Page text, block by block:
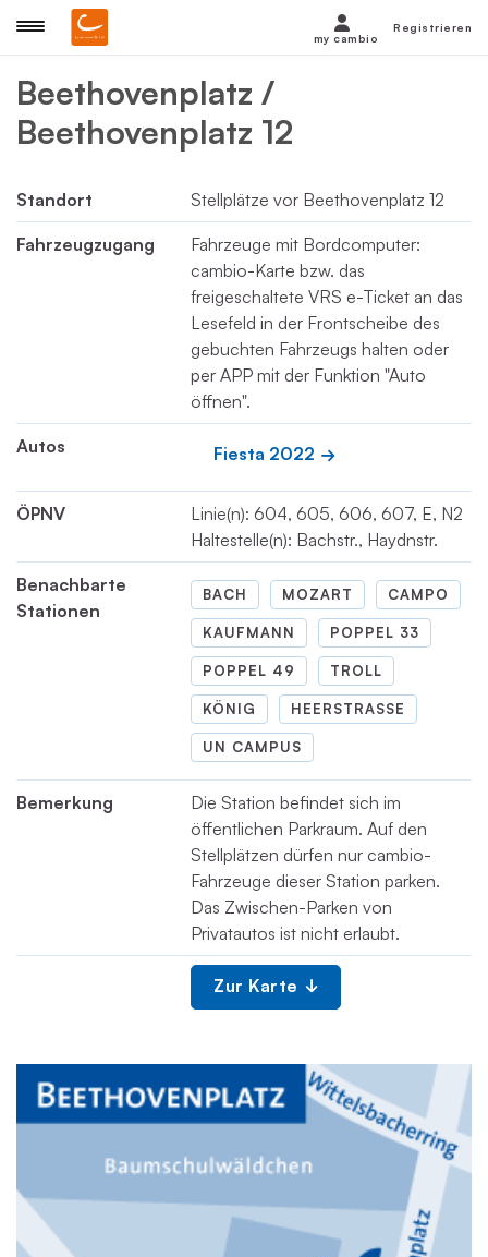
Beethovenplatz /
Beethovenplatz 12
Standort Stellplätze vor Beethovenplatz 12
Fahrzeugzugang
Fahrzeuge mit Bordcomputer:
cambio-Karte bzw. das
freigeschaltete VRS e-Ticket an das
Lesefeld in der Frontscheibe des
gebuchten Fahrzeugs halten oder
per APP mit der Funktion "Auto
öffnen".
Autos Fiesta 2022
ÖPNV
Linie(n): 604, 605, 606, 607, E, N2
Haltestelle(n): Bachstr., Haydnstr.
Benachbarte
Stationen
BACH MOZART CAMPO
KAUFMANN POPPEL 33
POPPEL 49 TROLL
KÖNIG HEERSTRASSE
UN CAMPUS
Bemerkung
Die Station befindet sich im
öffentlichen Parkraum. Auf den
Stellplätzen dürfen nur cambio-
Fahrzeuge dieser Station parken.
Das Zwischen-Parken von
Privatautos ist nicht erlaubt.
Zur Karte
my cambio
Registrieren